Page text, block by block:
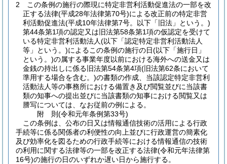
2
この条例の施行の際現に特定非営利活動促進法の一部を改
正する法律(平成28年法律第70号)による改正前の特定非営
利活動促進法(平成10年法律第7号。以下「旧法」という。)
第44条第1項の認定又は旧法第58条第1項の仮認定を受けて
いる特定非営利活動法人(以下「認定特定非営利活動法人
等」という。)によるこの条例の施行の日(以下「施行日」
という。)の属する事業年度以前における海外への送金又は
金銭の持出しに係る旧法第54条第4項(旧法第62条において
準用する場合を含む。)の書類の作成、当該認定特定非営利
活動法人等の事務所における備置き及び閲覧並びに当該書
類の知事への提出並びに当該書類の知事における閲覧又は
謄写については、なお従前の例による。
附 則(令和元年条例第33号)
この条例は、公布の日又は情報通信技術の活用による行政
手続等に係る関係者の利便性の向上並びに行政運営の簡素化
及び効率化を図るための行政手続等における情報通信の技術
の利用に関する法律等の一部を改正する法律(令和元年法律第
16号)の施行の日のいずれか遅い日から施行する。